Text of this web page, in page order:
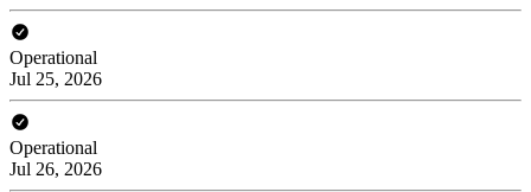
Operational
Jul 25, 2026
Operational
Jul 26, 2026